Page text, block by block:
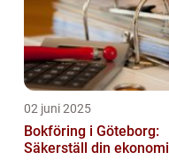
02 juni 2025
Bokföring i Göteborg:
Säkerställ din ekonomi